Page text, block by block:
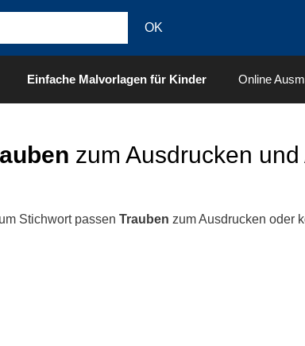
Einfache Malvorlagen für Kinder Online
zum Ausdrucken
Stichwort passen Trauben zum Ausdrucken oder